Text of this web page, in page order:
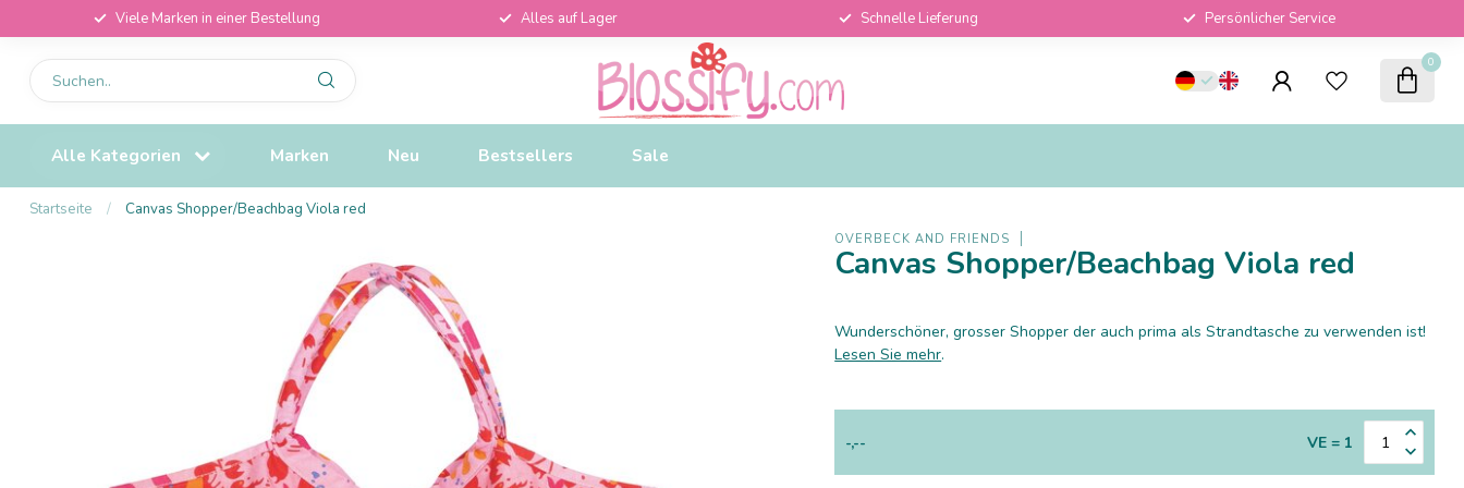
Viele Marken in einer Bestellung Alles auf Lager Schnelle Lieferung Persönlicher Service
0
Alle Kategorien Marken Neu Bestsellers Sale
Startseite / Canvas Shopper/Beachbag Viola red
OVERBECK AND FRIENDS
Canvas Shopper/Beachbag Viola red
Wunderschöner, grosser Shopper der auch prima als Strandtasche zu verwenden ist!
Lesen Sie mehr.
-,-- VE = 1